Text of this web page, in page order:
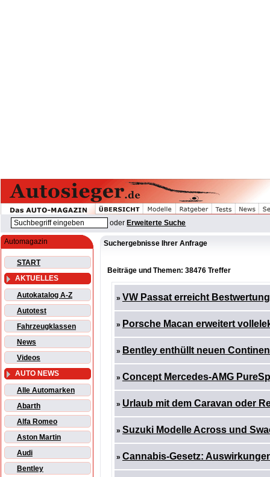
oder Erweiterte Suche
Automagazin
START
AKTUELLES
Autokatalog A-Z
Autotest
Fahrzeugklassen
News
Videos
AUTO NEWS
Alle Automarken
Abarth
Alfa Romeo
Aston Martin
Audi
Bentley
Suchergebnisse Ihrer Anfrage
Beiträge und Themen: 38476 Treffer
» VW Passat erreicht
» Porsche Macan erweitert
» Bentley enthüllt neuen
» Concept Mercedes-AMG
» Urlaub mit dem Caravan oder
» Suzuki Modelle Across und
» Cannabis-Gesetz: